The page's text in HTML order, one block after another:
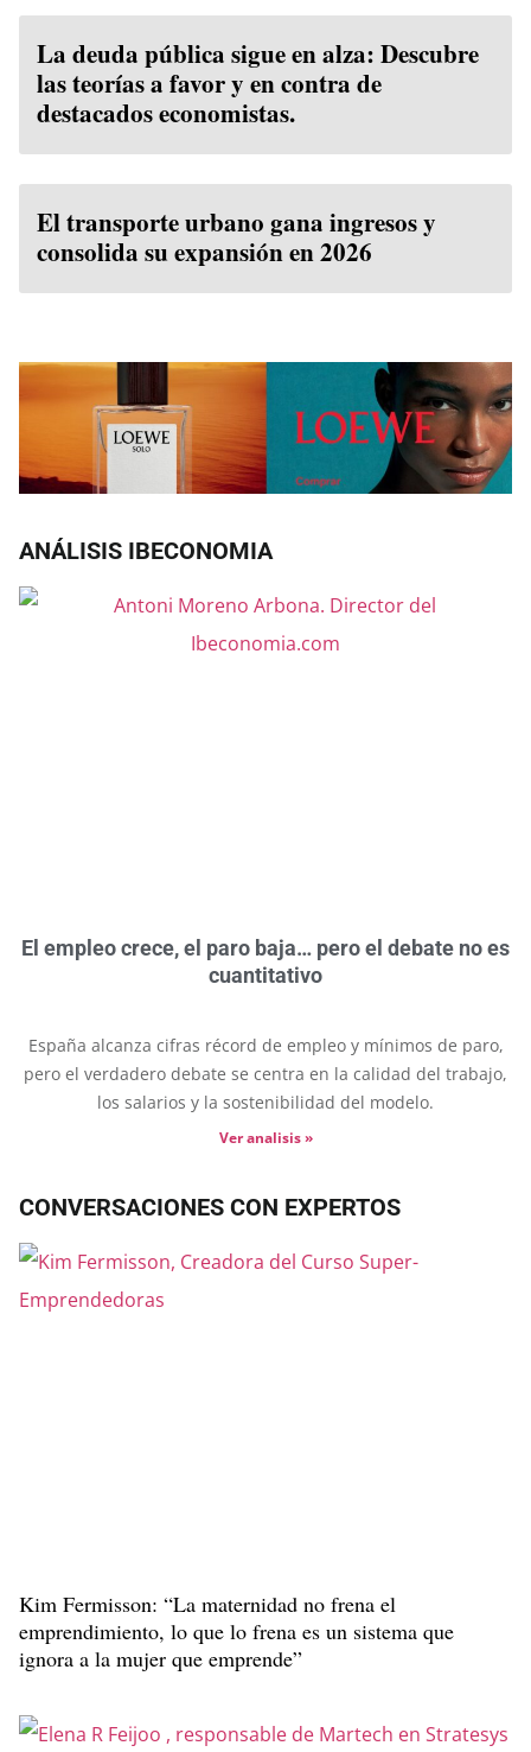
La deuda pública sigue en alza: Descubre
las teorías a favor y en contra de
destacados economistas.
El transporte urbano gana ingresos y
consolida su expansión en 2026
ANÁLISIS IBECONOMIA
El empleo crece, el paro baja… pero el debate no es
cuantitativo
España alcanza cifras récord de empleo y mínimos de paro,
pero el verdadero debate se centra en la calidad del trabajo,
los salarios y la sostenibilidad del modelo.
Ver analisis »
CONVERSACIONES CON EXPERTOS
Kim Fermisson: “La maternidad no frena el
emprendimiento, lo que lo frena es un sistema que
ignora a la mujer que emprende”